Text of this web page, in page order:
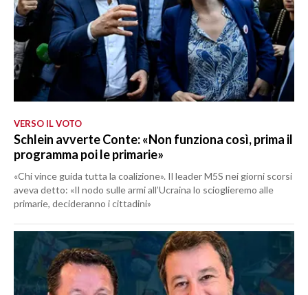
VERSO IL VOTO
Schlein avverte Conte: «Non funziona così, prima il
programma poi le primarie»
«Chi vince guida tutta la coalizione». Il leader M5S nei giorni scorsi
aveva detto: «Il nodo sulle armi all’Ucraina lo scioglieremo alle
primarie, decideranno i cittadini»